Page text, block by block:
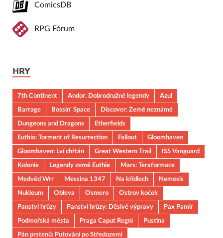
ComicsDB
RPG Fórum
HRY
7th Continent Andor: Dobrodružné legendy
Azul
Barrage
Bossin' Space
Discover: Země neznámé
Dungeons and Dragons
Etherfields
Euthia: Torment of Resurrection
Fallout
Gloomhaven
Gloomhaven: Lví chřtán
Great Western Trail
ISS Vanguard
Kolonie
Legendy země Euthie
Mars: Teraformace
Medvěd Wrr
Messina 1347 Na křídlech
Nemesis
Nukleum
Obleva Osmero
Ostrov koček
Panství hrůzy
Panství hrůzy: Děsivé výpravy
Pax Pamir
Podmořská města
Praga Caput Regni
Pustina
Pán prstenů: Putování po Středozemi